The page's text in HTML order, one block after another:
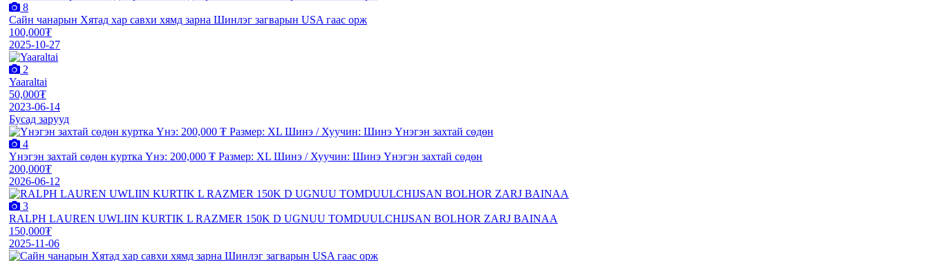
8
Сайн чанарын Хятад хар савхи хямд зарна Шинлэг загварын USA гаас орж
100,000₮
2025-10-27
2
Yaaraltai
50,000₮
2023-06-14
Бусад зарууд
4
Үнэгэн захтай сөдөн куртка Үнэ: 200,000 ₮ Размер: XL Шинэ / Хуучин: Шинэ Үнэгэн захтай сөдөн
200,000₮
2026-06-12
3
RALPH LAUREN UWLIIN KURTIK L RAZMER 150K D UGNUU TOMDUULCHIJSAN BOLHOR ZARJ BAINAA
150,000₮
2025-11-06